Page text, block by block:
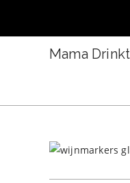
Mama